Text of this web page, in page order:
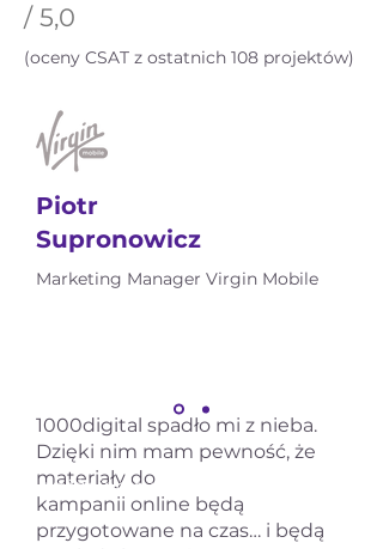
/ 5,0
(oceny CSAT z ostatnich 108 projektów)
Piotr
Supronowicz
Marketing Manager Virgin Mobile
1000digital spadło mi z nieba.
Dzięki nim mam pewność, że
materiały do
kampanii online będą
przygotowane na czas… i będą
Wyróżnienie na
4,9